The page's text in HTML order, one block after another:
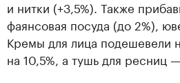
и нитки (+3,5%). Также
фаянсовая посуда (до 2%),
Кремы для лица подешевели
на 10,5%, а тушь для ресниц —